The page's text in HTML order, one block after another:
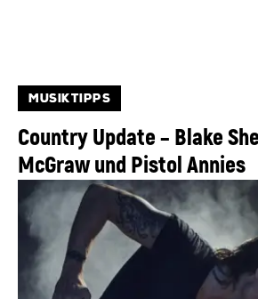
MUSIKTIPPS
Country Update – Blake
McGraw und Pistol Annies